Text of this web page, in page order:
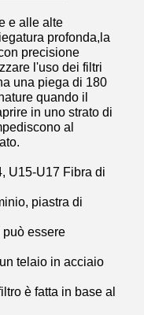
e alle alte
profonda,la
precisione
l'uso dei filtri
una piega di 180
quando il
in uno strato di
al
U15-U17 Fibra di
piastra di
essere
telaio in acciaio
è fatta in base al